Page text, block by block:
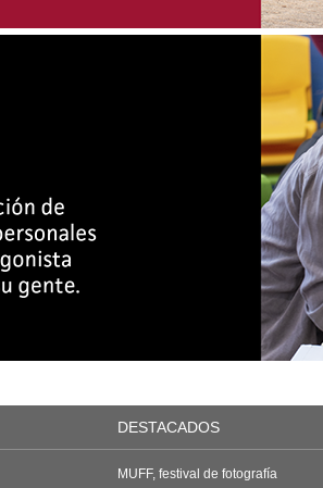
DESTACADOS
MUFF, festival de fotografía